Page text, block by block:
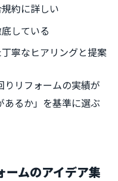
約に詳しい
している
寧なヒアリングと提案
リフォームの実績が
あるか」を基準に選ぶ
ームのアイデア集